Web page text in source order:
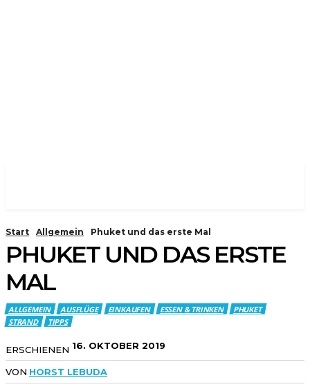
Start Allgemein Phuket und das erste Mal
PHUKET UND DAS ERSTE
MAL
ALLGEMEIN AUSFLÜGE EINKAUFEN ESSEN & TRINKEN
PHUKET
STRAND
TIPPS
ERSCHIENEN 16. OKTOBER 2019
VON HORST LEBUDA